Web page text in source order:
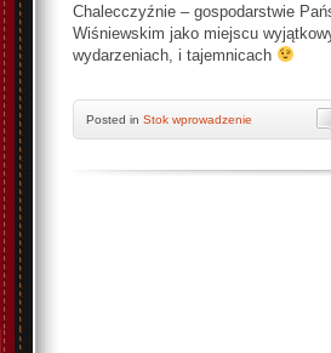
Chalecczyźnie – gospodarstwie
Wiśniewskim jako miejscu
wydarzeniach, i tajemnicach
Posted in Stok wprowadzenie